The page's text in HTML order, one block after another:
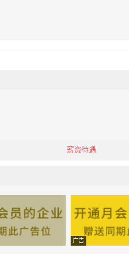
薪资待遇
广告